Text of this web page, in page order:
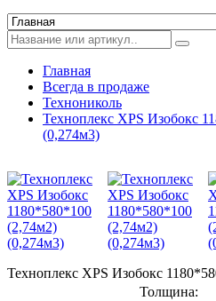
Главная
Всегда в продаже
Технониколь
Техноплекс XPS Изобокс
(0,274м3)
Техноплекс XPS Изобокс
Толщина: